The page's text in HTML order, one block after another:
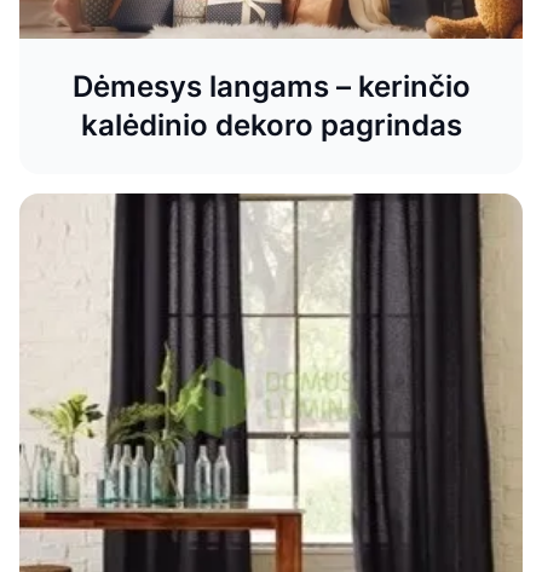
Dėmesys langams – kerinčio
kalėdinio dekoro pagrindas